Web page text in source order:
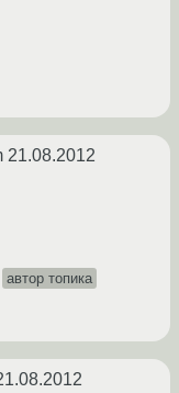
21.08.2012
автор топика